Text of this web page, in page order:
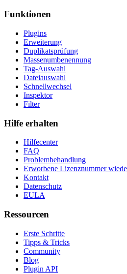
Funktionen
Plugins
Erweiterung
Duplikatsprüfung
Massenumbenennung
Tag-Auswahl
Dateiauswahl
Schnellwechsel
Inspektor
Filter
Hilfe erhalten
Hilfecenter
FAQ
Problembehandlung
Erworbene Lizenznummer
Kontakt
Datenschutz
EULA
Ressourcen
Erste Schritte
Tipps & Tricks
Community
Blog
Plugin API